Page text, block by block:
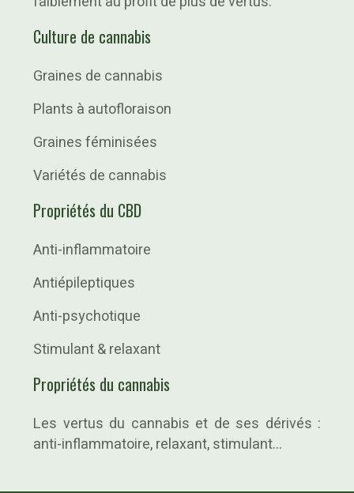
Culture de cannabis
Graines de cannabis
Plants à autofloraison
Graines féminisées
Variétés de cannabis
Propriétés du CBD
Anti-inflammatoire
Antiépileptiques
Anti-psychotique
Stimulant & relaxant
Propriétés du cannabis
Les vertus du cannabis et de ses dérivés :
anti-inflammatoire, relaxant, stimulant…